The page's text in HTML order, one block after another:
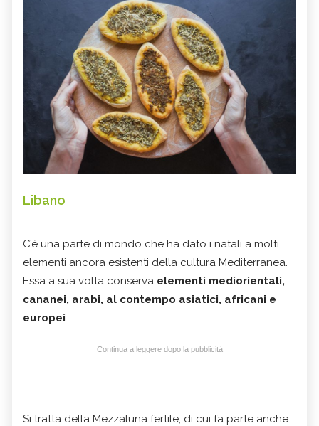
Libano
C’è una parte di mondo che ha dato i natali a molti
elementi ancora esistenti della cultura Mediterranea.
Essa a sua volta conserva elementi mediorientali,
cananei, arabi, al contempo asiatici, africani e
europei.
Continua a leggere dopo la pubblicità
Si tratta della Mezzaluna fertile, di cui fa parte anche